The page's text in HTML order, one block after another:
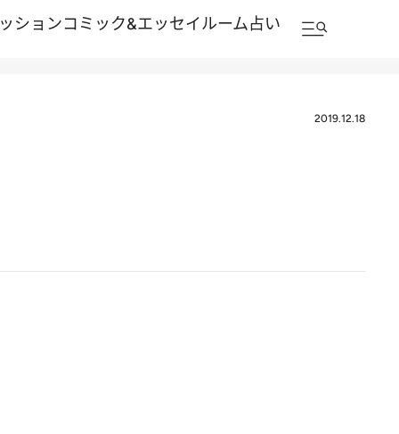
ションコミック&エッセイルーム占い
2019.12.18